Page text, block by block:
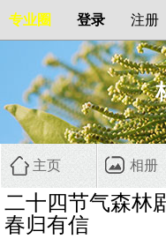
专业圈 登录 注册
主页 相册
二十四节气森林
春归有信